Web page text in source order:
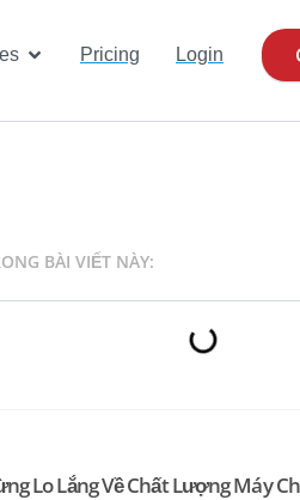
Open Resources
Pricing Login
BÀI VIẾT NÀY:
Lo Lắng Về Chất Lượng Máy